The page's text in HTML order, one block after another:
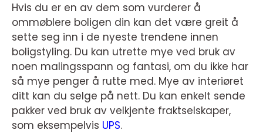
Hvis du er en av dem som vurderer å
ommøblere boligen din kan det være greit å
sette seg inn i de nyeste trendene innen
boligstyling. Du kan utrette mye ved bruk av
noen malingsspann og fantasi, om du ikke har
så mye penger å rutte med. Mye av interiøret
ditt kan du selge på nett. Du kan enkelt sende
pakker ved bruk av velkjente fraktselskaper,
som eksempelvis UPS.